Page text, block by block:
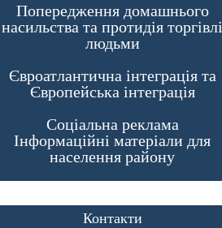
Попередження домашнього
насильства та протидія торгівлі
людьми
Євроатлантична інтеграція та
Європейська інтеграція
Соціальна реклама
Інформаційні матеріали для
населення району
Контакти